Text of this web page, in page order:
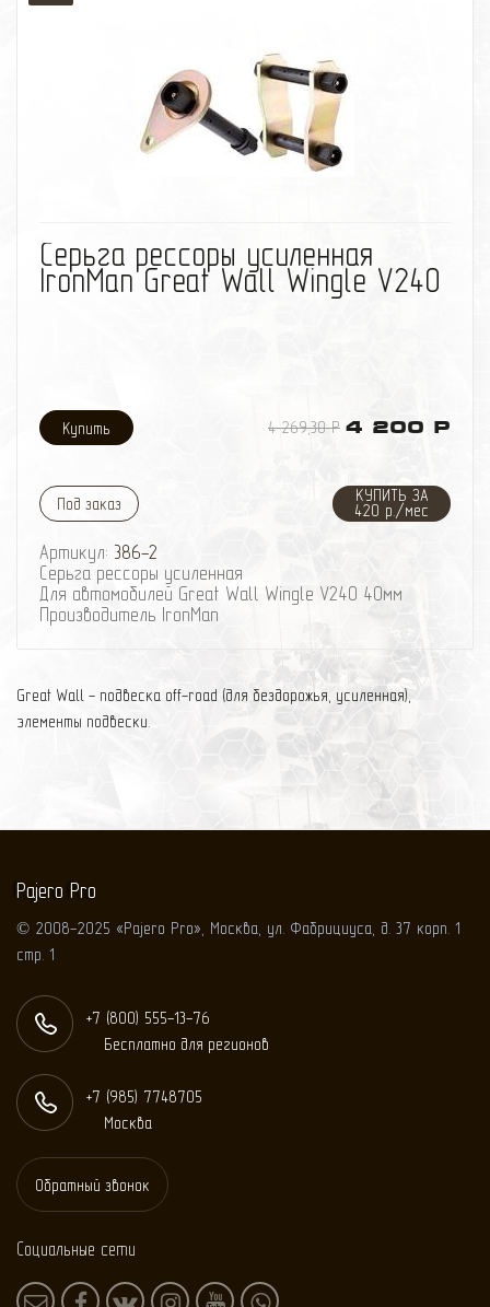
Серьга рессоры усиленная
IronMan Great Wall Wingle V240
4 269,30 Р 4 200 Р
Под заказ
КУПИТЬ ЗА
420 р./мес
Артикул: 386-2
Серьга рессоры усиленная
Для автомобилей Great Wall Wingle V240 40мм
Производитель IronMan
Great Wall - подвеска off-road (для бездорожья, усиленная),
элементы подвески.
Pajero Pro
+7 (800) 555-13-76
Бесплатно для регионов
+7 (985) 7748705
Москва
Обратный звонок
Социальные сети
© 2008-2025 «Pajero Pro», Москва, ул. Фабрициуса, д. 37 корп. 1
стр. 1